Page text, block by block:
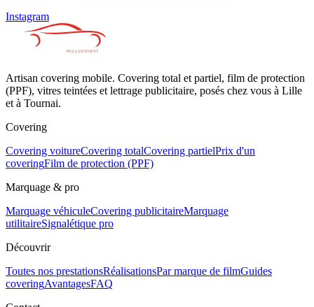
Instagram
Artisan covering mobile. Covering total et partiel, film de protection
(PPF), vitres teintées et lettrage publicitaire, posés chez vous à Lille
et à Tournai.
Covering
Covering voitureCovering totalCovering partielPrix d'un
coveringFilm de protection (PPF)
Marquage & pro
Marquage véhiculeCovering publicitaireMarquage
utilitaireSignalétique pro
Découvrir
Toutes nos prestationsRéalisationsPar marque de filmGuides
coveringAvantagesFAQ